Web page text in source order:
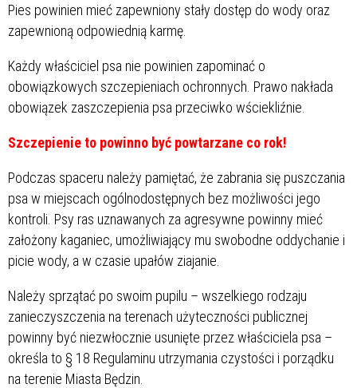
Pies powinien mieć zapewniony stały dostęp do wody oraz
zapewnioną odpowiednią karmę.
Każdy właściciel psa nie powinien zapominać o
obowiązkowych szczepieniach ochronnych. Prawo nakłada
obowiązek zaszczepienia psa przeciwko wściekliźnie.
Szczepienie to powinno być powtarzane co rok!
Podczas spaceru należy pamiętać, że zabrania się puszczania
psa w miejscach ogólnodostępnych bez możliwości jego
kontroli. Psy ras uznawanych za agresywne powinny mieć
założony kaganiec, umożliwiający mu swobodne oddychanie i
picie wody, a w czasie upałów ziajanie.
Należy sprzątać po swoim pupilu – wszelkiego rodzaju
zanieczyszczenia na terenach użyteczności publicznej
powinny być niezwłocznie usunięte przez właściciela psa –
określa to § 18 Regulaminu utrzymania czystości i porządku
na terenie Miasta Będzin.